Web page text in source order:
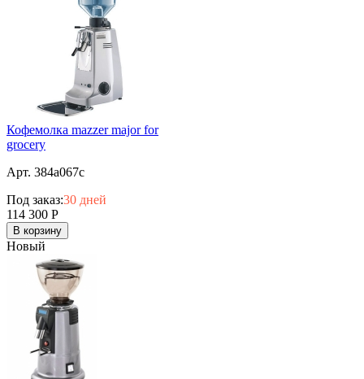
Кофемолка mazzer major for
grocery
Арт. 384a067c
Под заказ:30 дней
114 300 Р
В корзину
Новый